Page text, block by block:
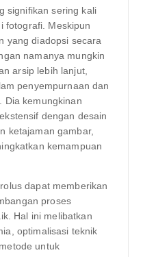
signifikan sering kali
fotografi. Meskipun
yang diadopsi secara
namanya mungkin
arsip lebih lanjut,
penyempurnaan dan
Dia kemungkinan
dengan desain
ketajaman gambar,
kemampuan
dapat memberikan
proses
Hal ini melibatkan
optimalisasi teknik
untuk